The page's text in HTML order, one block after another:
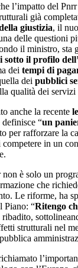
l’impatto del
già
giustizia, il
delle questioni
il ministro, sta
sotto il profilo
dei tempi di
dei pubblici
qualità dei
anche la recente
“un
per rafforzare la
in un
è solo un
che
Le riforme, ha
Piano: “Ritengo
ribadito,
strutturali nel